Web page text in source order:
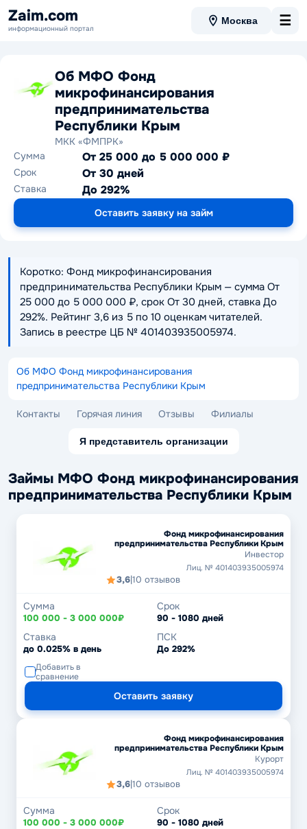
Zaim.com
информационный портал
Москва ☰
Об МФО Фонд
микрофинансирования
предпринимательства
Республики Крым
МКК «ФМПРК»
Сумма
От 25 000 до 5 000 000 ₽
Срок От 30 дней
Ставка До 292%
Оставить заявку на займ
Коротко: Фонд микрофинансирования
предпринимательства Республики Крым — сумма От
25 000 до 5 000 000 ₽, срок От 30 дней, ставка До
292%. Рейтинг 3,6 из 5 по 10 оценкам читателей.
Запись в реестре ЦБ № 401403935005974.
Об МФО Фонд микрофинансирования
предпринимательства Республики Крым
Контакты Горячая линия Отзывы Филиалы
Я представитель организации
Займы МФО Фонд микрофинансирования
предпринимательства Республики Крым
Фонд микрофинансирования
предпринимательства Республики Крым
Инвестор
Лиц. № 401403935005974
3,6|10 отзывов
Сумма
100 000 - 3 000 000₽
Срок
90 - 1080 дней
Ставка
до 0.025% в день
ПСК
До 292%
Добавить в
сравнение
Оставить заявку
Фонд микрофинансирования
предпринимательства Республики Крым
Курорт
Лиц. № 401403935005974
3,6|10 отзывов
Сумма
100 000 - 3 000 000₽
Срок
90 - 1080 дней